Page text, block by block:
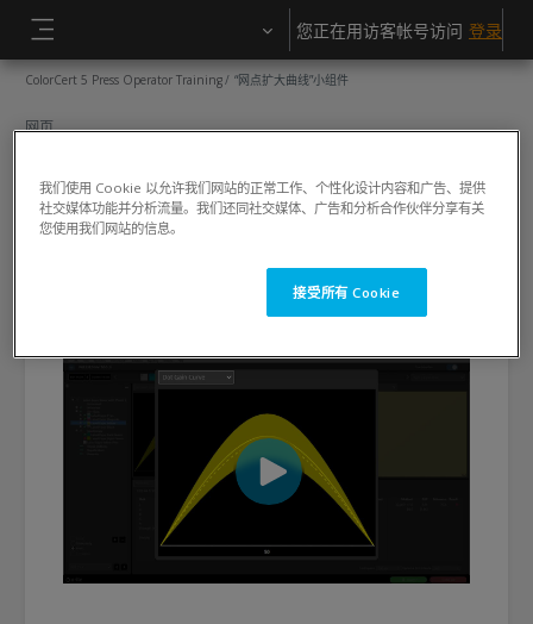
您正在用访客帐号访问 登录
ColorCert 5 Press Operator Training “网点扩大曲线”小组件
网页
完成条件
查看
我们使用 Cookie 以允许我们网站的正常工作、个性化设计内容和广告、提供
社交媒体功能并分析流量。我们还同社交媒体、广告和分析合作伙伴分享有关
您使用我们网站的信息。
接受所有 Cookie